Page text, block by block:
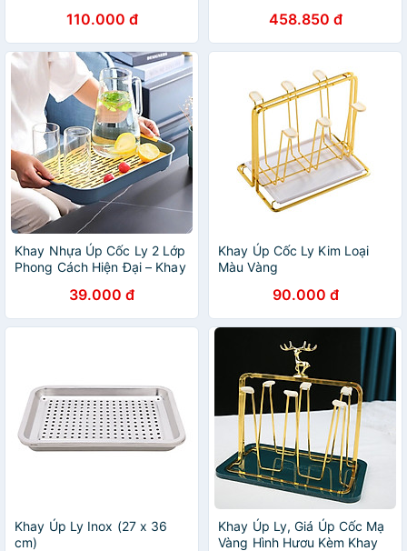
110.000 đ 458.850 đ
Khay Nhựa Úp Cốc Ly 2 Lớp
Phong Cách Hiện Đại – Khay
Lợi Đa Năng - HÀNG CHÍNH
HÃNG MINIIN
39.000 đ
Khay Úp Cốc Ly Kim Loại
Màu Vàng
90.000 đ
Khay Úp Ly Inox (27 x 36
cm)
Khay Úp Ly, Giá Úp Cốc Mạ
Vàng Hình Hươu Kèm Khay